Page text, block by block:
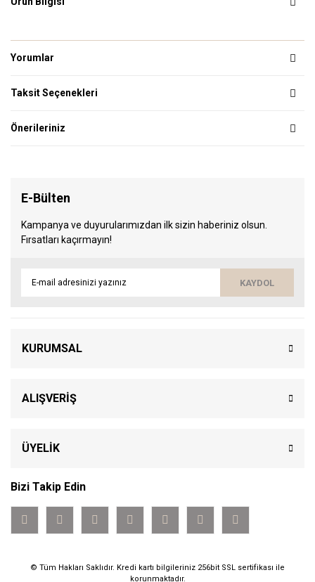
Yorumlar
Taksit Seçenekleri
Önerileriniz
E-Bülten
Kampanya ve duyurularımızdan ilk sizin haberiniz olsun.
Fırsatları kaçırmayın!
KAYDOL
KURUMSAL
ALIŞVERİŞ
ÜYELİK
Bizi Takip Edin
© Tüm Hakları Saklıdır. Kredi kartı bilgileriniz 256bit SSL sertifikası ile
korunmaktadır.